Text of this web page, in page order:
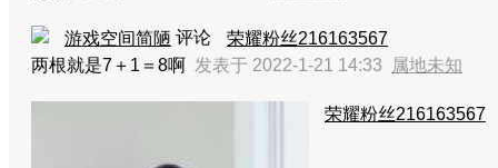
游戏空间简陋 评论
荣耀粉丝216163567
两根就是7＋1＝8啊 发表于 2022-1-21 14:33 属地未知
荣耀粉丝216163567